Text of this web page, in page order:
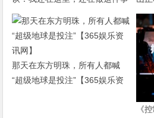
【365娱乐资讯网】
娱
那天在东方明珠，所有人都喊
“超级地球是投注”【365娱乐资
《